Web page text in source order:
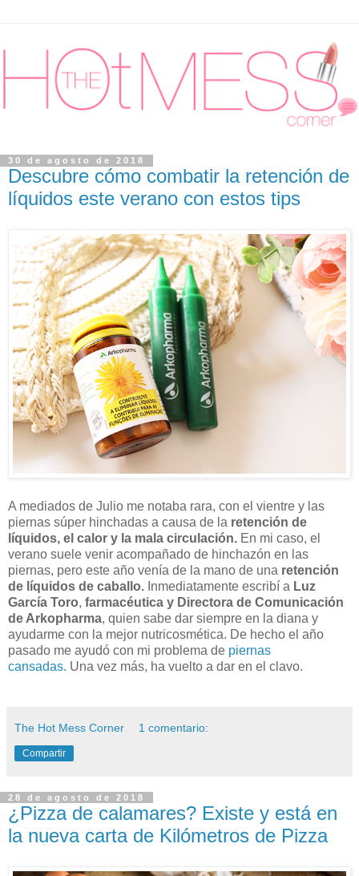
30 de agosto de 2018
Descubre cómo combatir la retención de
líquidos este verano con estos tips
A mediados de Julio me notaba rara, con el vientre y las
piernas súper hinchadas a causa de la retención de
líquidos, el calor y la mala circulación. En mi caso, el
verano suele venir acompañado de hinchazón en las
piernas, pero este año venía de la mano de una retención
de líquidos de caballo. Inmediatamente escribí a Luz
García Toro, farmacéutica y Directora de Comunicación
de Arkopharma, quien sabe dar siempre en la diana y
ayudarme con la mejor nutricosmética. De hecho el año
pasado me ayudó con mi problema de piernas
cansadas. Una vez más, ha vuelto a dar en el clavo.
The Hot Mess Corner 1 comentario:
Compartir
28 de agosto de 2018
¿Pizza de calamares? Existe y está en
la nueva carta de Kilómetros de Pizza